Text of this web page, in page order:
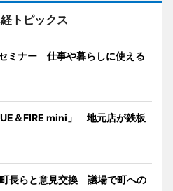
トピックス
ミナー 仕事や暮らしに使える
＆FIRE mini」 地元店が鉄板
町長らと意見交換 議場で町への